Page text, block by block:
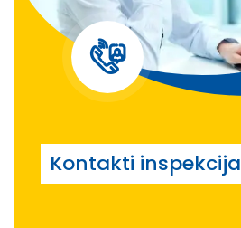
Kontakti inspekcija